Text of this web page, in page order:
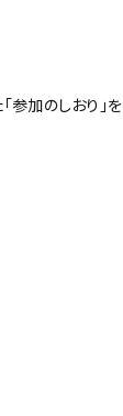
参加のしおり」を